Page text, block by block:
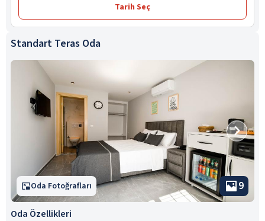
Tarih Seç
Standart Teras Oda
Oda Fotoğrafları 9
Oda Özellikleri